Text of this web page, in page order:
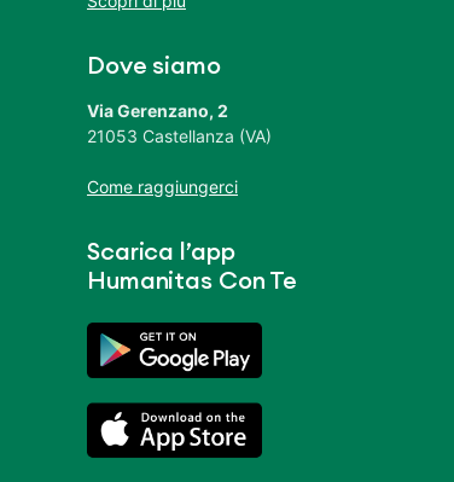
Dove siamo
Via Gerenzano, 2
21053 Castellanza (VA)
Come raggiungerci
Scarica l’app
Humanitas Con Te